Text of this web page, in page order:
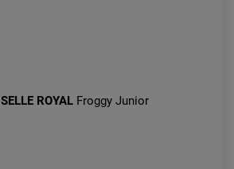
SELLE ROYAL Froggy Junior